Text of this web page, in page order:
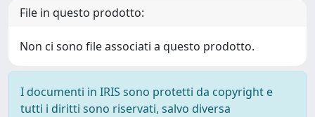
File in questo prodotto:
Non ci sono file associati a questo prodotto.
I documenti in IRIS sono protetti da copyright e
tutti i diritti sono riservati, salvo diversa